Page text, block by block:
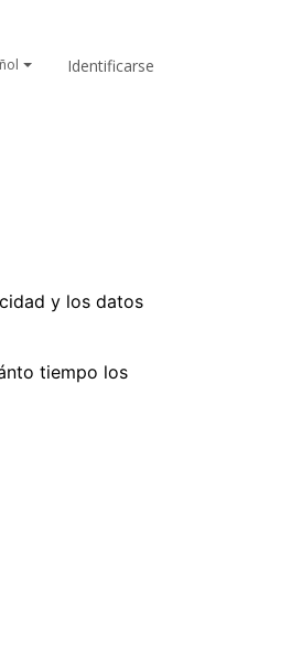
Identificarse
y los datos
tiempo los